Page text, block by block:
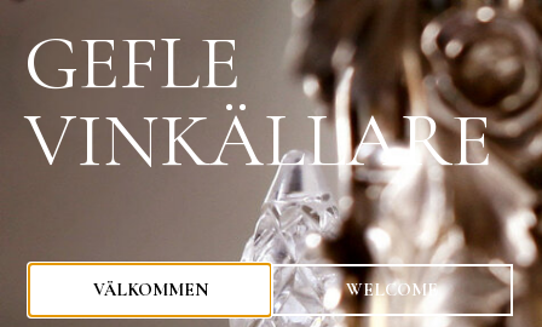
GEFLE
VINKÄLLARE
VÄLKOMMEN WELCOME